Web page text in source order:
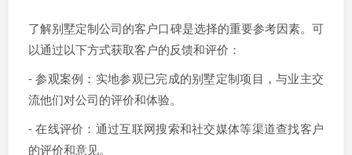
了解别墅定制公司的客户口碑是选择的重要参考因素。可
以通过以下方式获取客户的反馈和评价：
- 参观案例：实地参观已完成的别墅定制项目，与业主交
流他们对公司的评价和体验。
- 在线评价：通过互联网搜索和社交媒体等渠道查找客户
的评价和意见。